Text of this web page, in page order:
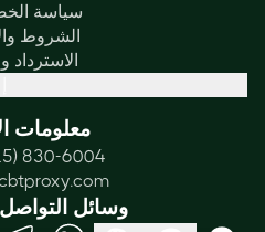
سياسة
الشروط
الاسترداد
معلومات
830-6004
وسائل